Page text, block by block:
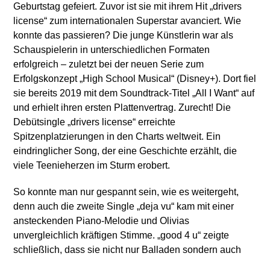
Geburtstag gefeiert. Zuvor ist sie mit ihrem Hit „drivers
license“ zum internationalen Superstar avanciert. Wie
konnte das passieren? Die junge Künstlerin war als
Schauspielerin in unterschiedlichen Formaten
erfolgreich – zuletzt bei der neuen Serie zum
Erfolgskonzept „High School Musical“ (Disney+). Dort fiel
sie bereits 2019 mit dem Soundtrack-Titel „All I Want“ auf
und erhielt ihren ersten Plattenvertrag. Zurecht! Die
Debütsingle „drivers license“ erreichte
Spitzenplatzierungen in den Charts weltweit. Ein
eindringlicher Song, der eine Geschichte erzählt, die
viele Teenieherzen im Sturm erobert.
So konnte man nur gespannt sein, wie es weitergeht,
denn auch die zweite Single „deja vu“ kam mit einer
ansteckenden Piano-Melodie und Olivias
unvergleichlich kräftigen Stimme. „good 4 u“ zeigte
schließlich, dass sie nicht nur Balladen sondern auch